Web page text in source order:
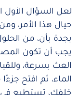
لعل السؤال الأول
حيال هذا الأمر،
بجدة بأن، من
يجب أن تكون
العث بسرعة،
الماء، ثم افتح